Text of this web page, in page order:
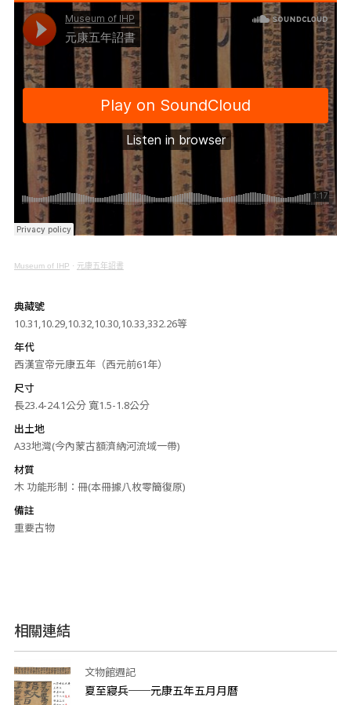
Museum of IHP · 元康五年詔書
典藏號
10.31,10.29,10.32,10.30,10.33,332.26等
年代
西漢宣帝元康五年（西元前61年）
尺寸
長23.4-24.1公分 寬1.5-1.8公分
出土地
A33地灣(今內蒙古額濟納河流域一帶)
材質
木 功能形制：冊(本冊據八枚零簡復原)
備註
重要古物
相關連結
文物館週記
夏至寢兵──元康五年五月月曆